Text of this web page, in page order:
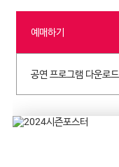
예매하기
공연 프로그램 다운로드